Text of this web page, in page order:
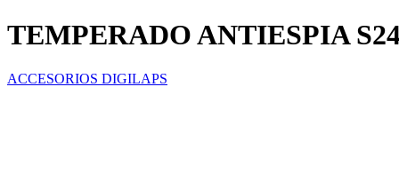
TEMPERADO ANTIESPIA
ACCESORIOS DIGILAPS